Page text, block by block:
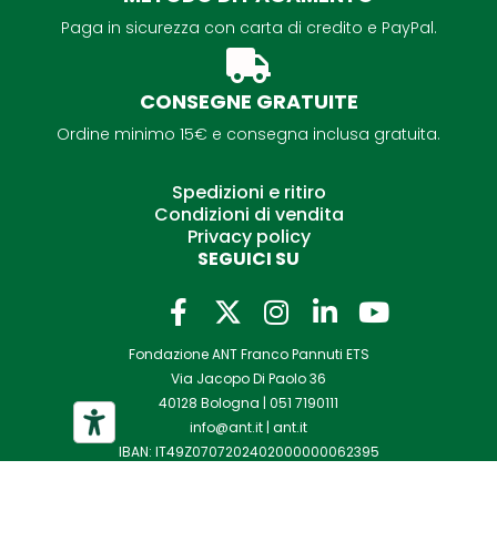
Paga in sicurezza con carta di credito e PayPal.
CONSEGNE GRATUITE
Ordine minimo 15€ e consegna inclusa gratuita.
Spedizioni e ritiro
Condizioni di vendita
Privacy policy
SEGUICI SU
F
a
c
e
b
o
I
n
s
t
a
g
L
i
n
k
d
Y
b
Fondazione ANT Franco Pannuti ETS
Via Jacopo Di Paolo 36
40128 Bologna | 051 7190111
info@ant.it | ant.it
IBAN: IT49Z0707202402000000062395